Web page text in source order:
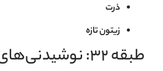
ذرت
زیتون تازه
طبقه ۳۲: نوشیدنی‌های غیرالکلی